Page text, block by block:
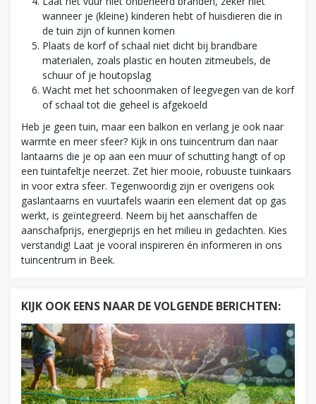
wanneer je (kleine) kinderen hebt of huisdieren die in
de tuin zijn of kunnen komen
Plaats de korf of schaal niet dicht bij brandbare
materialen, zoals plastic en houten zitmeubels, de
schuur of je houtopslag
Wacht met het schoonmaken of leegvegen van de korf
of schaal tot die geheel is afgekoeld
Heb je geen tuin, maar een balkon en verlang je ook naar
warmte en meer sfeer? Kijk in ons tuincentrum dan naar
lantaarns die je op aan een muur of schutting hangt of op
een tuintafeltje neerzet. Zet hier mooie, robuuste tuinkaars
in voor extra sfeer. Tegenwoordig zijn er overigens ook
gaslantaarns en vuurtafels waarin een element dat op gas
werkt, is geïntegreerd. Neem bij het aanschaffen de
aanschafprijs, energieprijs en het milieu in gedachten. Kies
verstandig! Laat je vooral inspireren én informeren in ons
tuincentrum in Beek.
KIJK OOK EENS NAAR DE VOLGENDE BERICHTEN: